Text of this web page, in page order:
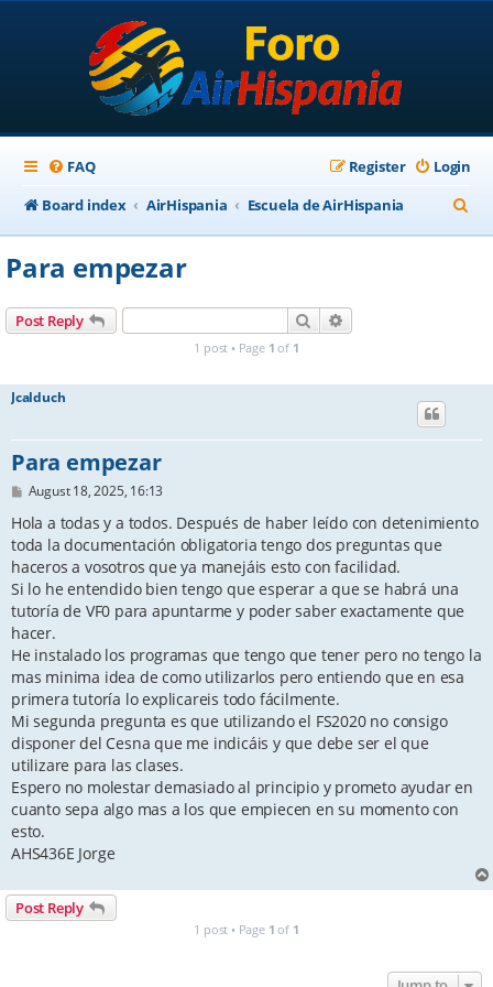
FAQ Login
Register
Board index
AirHispania Escuela de AirHispania
e
Para empezar
Post Reply Search
1 post • Page 1 of 1
Jcalduch
Para empezar
P
s
August 18, 2025, 16:13
Hola a todas y a todos. Después de haber leído con detenimiento
toda la documentación obligatoria tengo dos preguntas que
haceros a vosotros que ya manejáis esto con facilidad.
Si lo he entendido bien tengo que esperar a que se habrá una
tutoría de VF0 para apuntarme y poder saber exactamente que
hacer.
He instalado los programas que tengo que tener pero no tengo la
mas minima idea de como utilizarlos pero entiendo que en esa
primera tutoría lo explicareis todo fácilmente.
Mi segunda pregunta es que utilizando el FS2020 no consigo
disponer del Cesna que me indicáis y que debe ser el que
utilizare para las clases.
Espero no molestar demasiado al principio y prometo ayudar en
cuanto sepa algo mas a los que empiecen en su momento con
esto.
AHS436E Jorge
Post Reply
1 post • Page 1 of 1